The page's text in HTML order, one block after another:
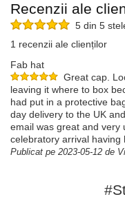
Recenzii ale
5 din 5
1 recenzii ale clienților
Fab hat
Great cap.
leaving it where to box
had put in a protective
day delivery to the UK
email was great and very
celebratory arrival
Publicat pe 2023-05-12 de